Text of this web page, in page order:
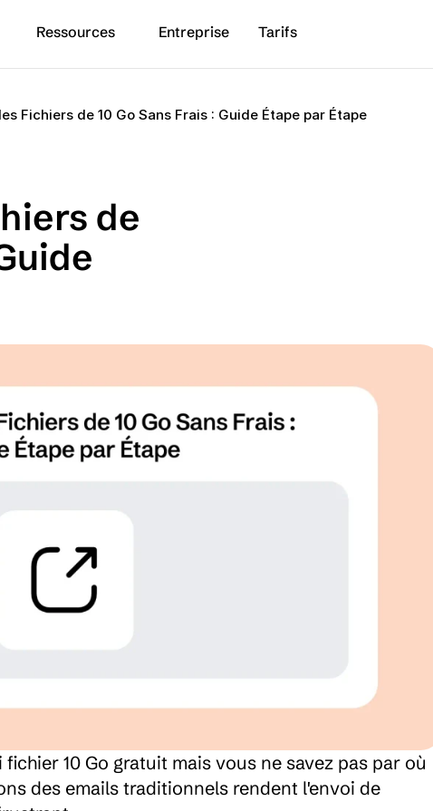
Fichiers de 10 Go Sans Frais : Guide Étape par Étape
de
10 Go gratuit mais vous ne savez pas par où
des emails traditionnels rendent l'envoi de
Ressources Entreprise Tarifs